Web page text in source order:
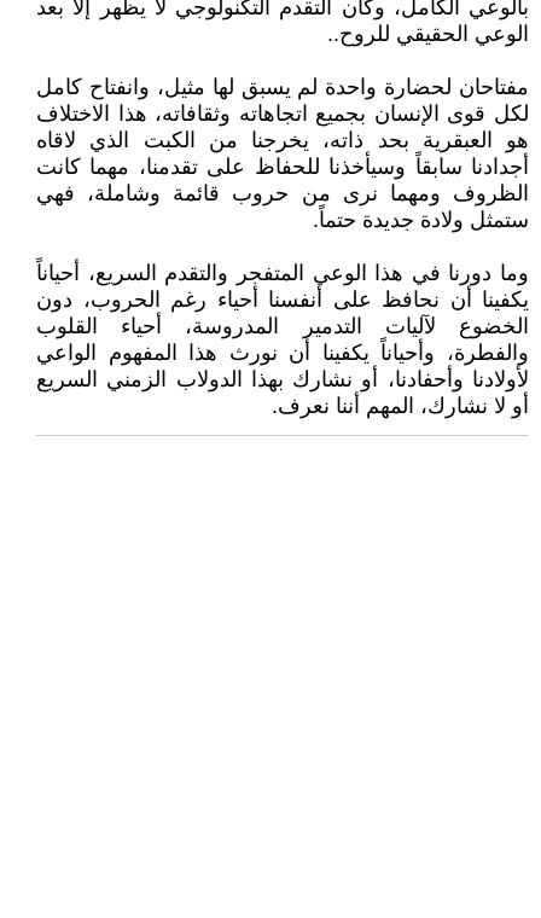
بالوعي الكامل، وكأن التقدم التكنولوجي لا يظهر إلا بعد
الوعي الحقيقي للروح..
مفتاحان لحضارة واحدة لم يسبق لها مثيل، وانفتاح كامل
لكل قوى الإنسان بجميع اتجاهاته وثقافاته، هذا الاختلاف
هو العبقرية بحد ذاته، يخرجنا من الكبت الذي لاقاه
أجدادنا سابقاً وسيأخذنا للحفاظ على تقدمنا، مهما كانت
الظروف ومهما نرى من حروب قائمة وشاملة، فهي
ستمثل ولادة جديدة حتماً.
وما دورنا في هذا الوعي المتفجر والتقدم السريع، أحياناً
يكفينا أن نحافظ على أنفسنا أحياء رغم الحروب، دون
الخضوع لآليات التدمير المدروسة، أحياء القلوب
والفطرة، وأحياناً يكفينا أن نورث هذا المفهوم الواعي
لأولادنا وأحفادنا، أو نشارك بهذا الدولاب الزمني السريع
أو لا نشارك، المهم أننا نعرف.